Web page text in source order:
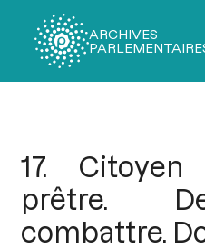
ARCHIVES
17.
prêtre.
combattre.